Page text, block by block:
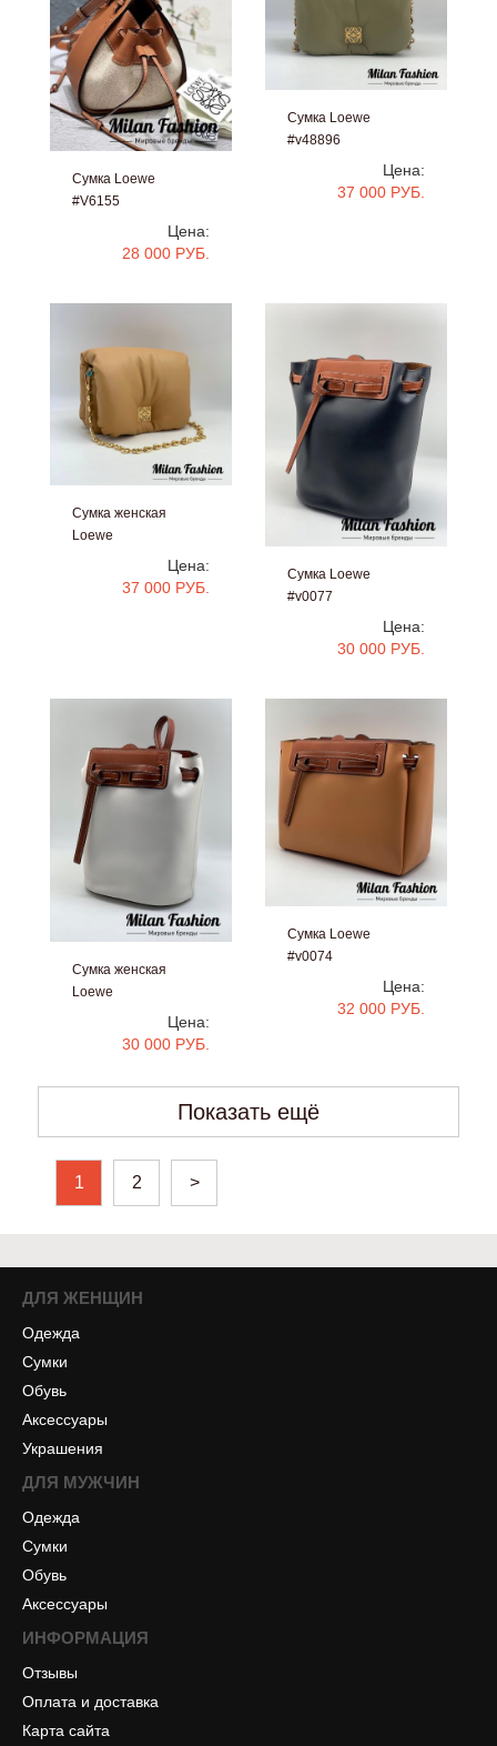
Сумка Loewe
#V6155
Цена:
28 000 РУБ.
Сумка Loewe
#v48896
Цена:
37 000 РУБ.
Сумка женская
Loewe
Цена:
37 000 РУБ.
Сумка Loewe
#v0077
Цена:
30 000 РУБ.
Сумка женская
Loewe
Цена:
30 000 РУБ.
Сумка Loewe
#v0074
Цена:
32 000 РУБ.
Показать ещё
1 2 >
ДЛЯ ЖЕНЩИН
Одежда
Сумки
Обувь
Аксессуары
Украшения
ДЛЯ МУЖЧИН
Одежда
Сумки
Обувь
Аксессуары
ИНФОРМАЦИЯ
Отзывы
Оплата и доставка
Карта сайта